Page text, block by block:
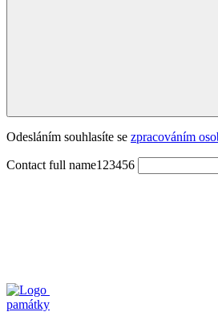
Odesláním souhlasíte se zpracováním
Contact full name123456
památky